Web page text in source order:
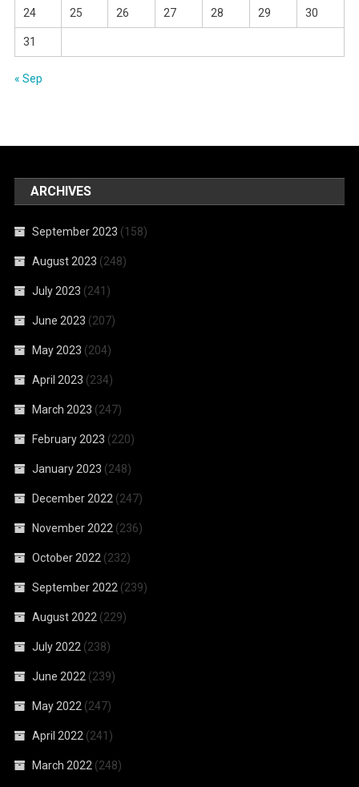
24 25 26 27 28 29 30
31
« Sep
ARCHIVES
September 2023 (158)
August 2023 (248)
July 2023 (241)
June 2023 (207)
May 2023 (204)
April 2023 (234)
March 2023 (247)
February 2023 (220)
January 2023 (248)
December 2022 (247)
November 2022 (236)
October 2022 (232)
September 2022 (239)
August 2022 (229)
July 2022 (238)
June 2022 (239)
May 2022 (247)
April 2022 (241)
March 2022 (248)